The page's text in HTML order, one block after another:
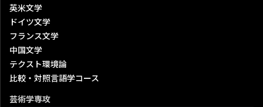
英米文学
ドイツ文学
フランス文学
中国文学
テクスト環境論
比較・対照言語学コース
芸術学専攻